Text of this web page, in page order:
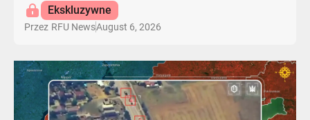
Ekskluzywne
Przez RFU NewsAugust 6, 2026